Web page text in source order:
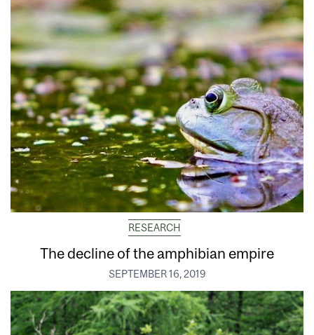
RESEARCH
The decline of the amphibian empire
SEPTEMBER 16, 2019